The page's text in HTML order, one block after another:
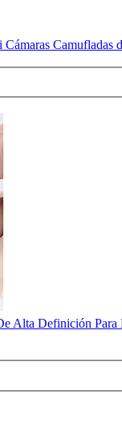
Alta Definición